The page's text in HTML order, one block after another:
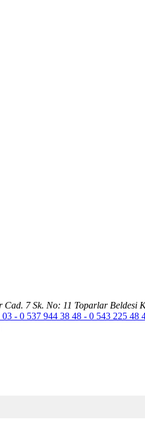
7 Sk. No: 11 Toparlar Beldesi
- 0 537 944 38 48 - 0 543 225 48